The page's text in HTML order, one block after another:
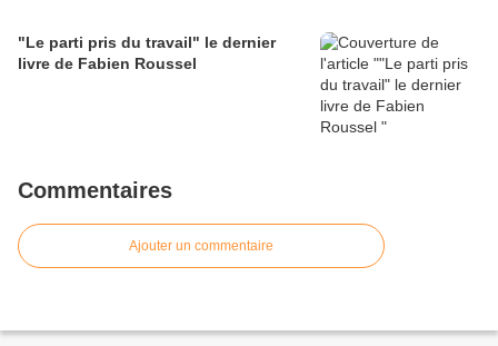
"Le parti pris du travail" le dernier
livre de Fabien Roussel
Commentaires
Ajouter un commentaire